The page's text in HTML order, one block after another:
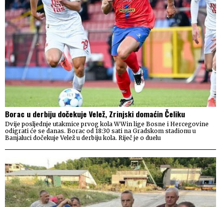
Borac u derbiju dočekuje Velež, Zrinjski domaćin Čeliku
Dvije posljednje utakmice prvog kola WWin lige Bosne i Hercegovine
odigrati će se danas. Borac od 18:30 sati na Gradskom stadionu u
Banjaluci dočekuje Velež u derbiju kola. Riječ je o duelu